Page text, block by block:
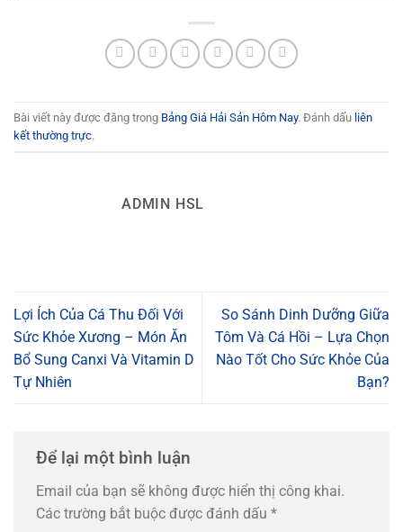
Bài viết này được đăng trong Bảng Giá Hải Sản Hôm Nay. Đánh dấu liên
kết thường trực.
ADMIN HSL
Lợi Ích Của Cá Thu Đối Với
Sức Khỏe Xương – Món Ăn
Bổ Sung Canxi Và Vitamin D
Tự Nhiên
So Sánh Dinh Dưỡng Giữa
Tôm Và Cá Hồi – Lựa Chọn
Nào Tốt Cho Sức Khỏe Của
Bạn?
Để lại một bình luận
Email của bạn sẽ không được hiển thị công khai.
Các trường bắt buộc được đánh dấu *